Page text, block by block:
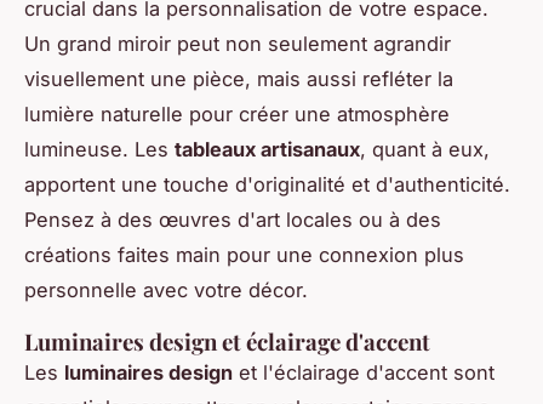
crucial dans la personnalisation de votre espace.
Un grand miroir peut non seulement agrandir
visuellement une pièce, mais aussi refléter la
lumière naturelle pour créer une atmosphère
lumineuse. Les tableaux artisanaux, quant à eux,
apportent une touche d'originalité et d'authenticité.
Pensez à des œuvres d'art locales ou à des
créations faites main pour une connexion plus
personnelle avec votre décor.
Luminaires design et éclairage d'accent
Les luminaires design et l'éclairage d'accent sont